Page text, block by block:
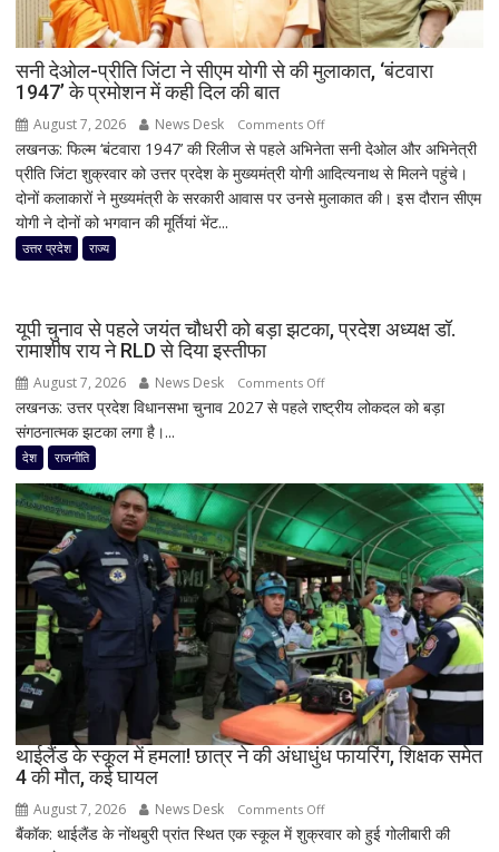
सनी देओल-प्रीति जिंटा ने सीएम योगी से की मुलाकात, ‘बंटवारा
1947’ के प्रमोशन में कही दिल की बात
August 7, 2026 News Desk Comments Offon
सनी
देओल-
प्रीति
की
1947’
में
कही
दिल
की
बात
लखनऊ: फिल्म ‘बंटवारा 1947’ की रिलीज से पहले अभिनेता सनी देओल और अभिनेत्री
प्रीति जिंटा शुक्रवार को उत्तर प्रदेश के मुख्यमंत्री योगी आदित्यनाथ से मिलने पहुंचे।
दोनों कलाकारों ने मुख्यमंत्री के सरकारी आवास पर उनसे मुलाकात की। इस दौरान सीएम
योगी ने दोनों को भगवान की मूर्तियां भेंट...
उत्तर प्रदेश राज्य
यूपी चुनाव से पहले जयंत चौधरी को बड़ा झटका, प्रदेश अध्यक्ष डॉ.
रामाशीष राय ने RLD से दिया इस्तीफा
August 7, 2026 News Desk Comments Offon
यूपी
पहले
जयंत
चौधरी
को
बड़ा
झटका,
प्रदेश
अध्यक्ष
डॉ.
रामाशीष
राय
ने
लखनऊ: उत्तर प्रदेश विधानसभा चुनाव 2027 से पहले राष्ट्रीय लोकदल को बड़ा
संगठनात्मक झटका लगा है।...
देश राजनीति
थाईलैंड के स्कूल में हमला! छात्र ने की अंधाधुंध फायरिंग, शिक्षक समेत
4 की मौत, कई घायल
August 7, 2026 News Desk Comments Offon
थाईलैंड
बैंकॉक: थाईलैंड के नोंथबुरी प्रांत स्थित एक स्कूल में शुक्रवार को हुई गोलीबारी की